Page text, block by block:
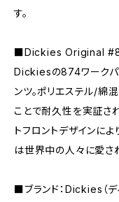
す。
■Dickies Original
Dickiesの874ワークパ
ンツ。ポリエステル/綿
ことで耐久性を実証さ
トフロントデザインによ
は世界中の人々に愛さ
■ブランド：Dickies（デ